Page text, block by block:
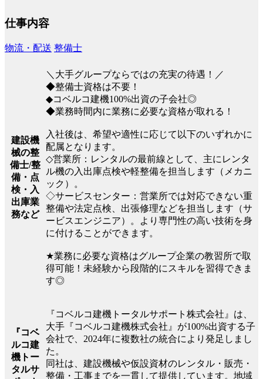
仕事内容
物流・配送 整備士
建設機
械の整
備士/整
備・点
検・入
出庫業
務など
＼大手グループならではの充実の待遇！／
◆整備士資格は不要！
◆コベルコ建機100%出資の子会社◎
◆業務時間内に業務に必要な資格が取れる！
入社後は、希望や適性に応じて以下のいずれかに
配属となります。
◇営業所：レンタルの最前線として、主にレンタ
ル機の入出庫点検や軽整備を担当します（メカニ
ック）。
◇サービスセンター：営業所では対応できない重
整備や法定点検、出張修理などを担当します（サ
ービスエンジニア）。より専門性の高い技術を身
に付けることができます。
★業務に必要な資格はグループ企業の教習所で取
得可能！未経験から段階的にスキルを習得できま
す◎
『コベ
ルコ建
機トー
タルサ
『コベルコ建機トータルサポート株式会社』は、
大手『コベルコ建機株式会社』が100%出資する子
会社で、2024年に複数社の統合により発足しまし
た。
同社は、建設機械や仮設資材のレンタル・販売・
整備・工事までを一貫して提供しています。地域